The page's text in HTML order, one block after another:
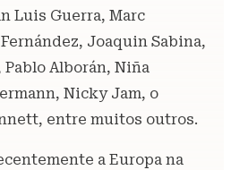
Luis Guerra, Marc
Joaquin Sabina,
Alborán, Niña
Nicky Jam, o
entre muitos outros.
a Europa na